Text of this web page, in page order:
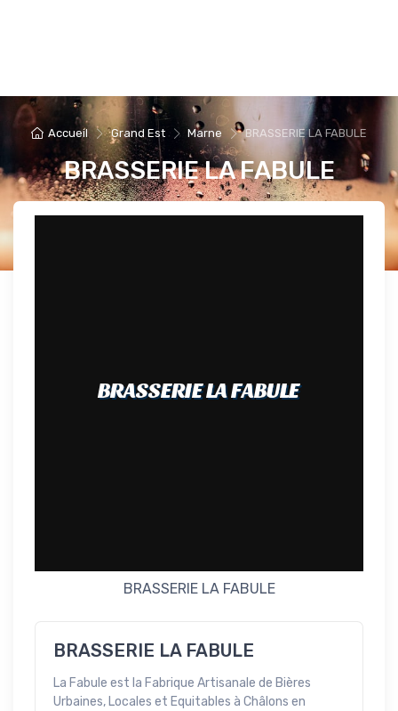
Accueil Grand Est Marne BRASSERIE LA FABULE
BRASSERIE LA FABULE
BRASSERIE LA FABULE
BRASSERIE LA FABULE
BRASSERIE LA FABULE
La Fabule est la Fabrique Artisanale de Bières
Urbaines, Locales et Equitables à Châlons en